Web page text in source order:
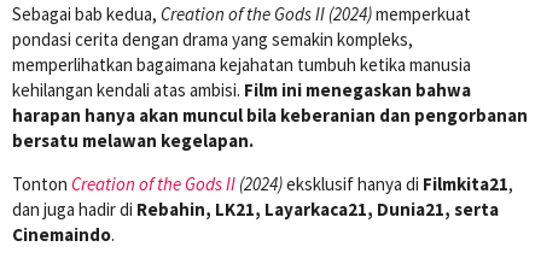
Sebagai bab kedua, Creation of the Gods II (2024)memperkuat
pondasi cerita dengan drama yang semakin kompleks,
memperlihatkan bagaimana kejahatan tumbuh ketika manusia
kehilangan kendali atas ambisi. Film ini menegaskan bahwa
harapan hanya akan muncul bila keberanian dan pengorbanan
bersatu melawan kegelapan.
Tonton Creation of the Gods II (2024)eksklusif hanya di Filmkita21,
dan juga hadir di Rebahin, LK21, Layarkaca21, Dunia21, serta
Cinemaindo.